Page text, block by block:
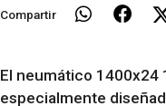
Compartir
El neumático 1400x24
especialmente